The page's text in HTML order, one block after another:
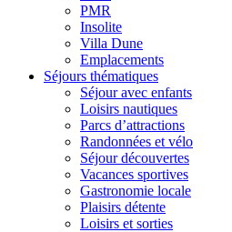
PMR
Insolite
Villa Dune
Emplacements
Séjours thématiques
Séjour avec enfants
Loisirs nautiques
Parcs d’attractions
Randonnées et vélo
Séjour découvertes
Vacances sportives
Gastronomie locale
Plaisirs détente
Loisirs et sorties